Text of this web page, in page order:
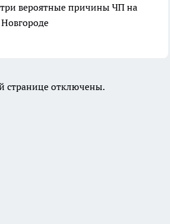
вероятные причины ЧП на
странице отключены.